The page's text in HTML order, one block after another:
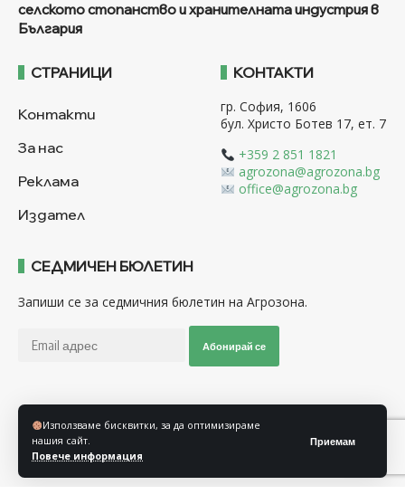
Използваме бисквитки, за да оптимизираме
нашия сайт.
Повече информация
Приемам
селското стопанство и хранителната индустрия в
България
СТРАНИЦИ
Контакти
За нас
Реклама
Издател
КОНТАКТИ
гр. София, 1606
бул. Христо Ботев 17, ет. 7
+359 2 851 1821
agrozona@agrozona.bg
office@agrozona.bg
СЕДМИЧЕН БЮЛЕТИН
Запиши се за седмичния бюлетин на Агрозона.
Абонирай се
Последвайте ни